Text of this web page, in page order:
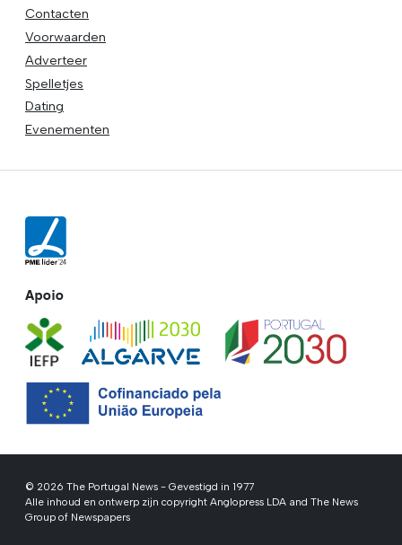
Contacten
Voorwaarden
Adverteer
Spelletjes
Dating
Evenementen
Apoio
© 2026 The Portugal News - Gevestigd in 1977
Alle inhoud en ontwerp zijn copyright Anglopress LDA and The News
Group of Newspapers